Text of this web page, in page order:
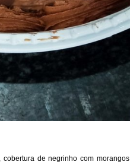
de negrinho com